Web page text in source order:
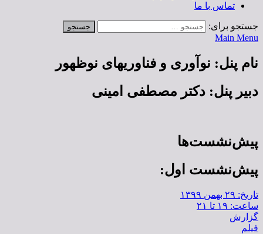
تماس با ما
جستجو برای:
Main Menu
نام پنل: نوآوری و فناوریهای نوظهور
دبیر پنل: دکتر مصطفی امینی
پیش‌نشست‌ها
پیش‌نشست اول:
تاریخ: ۲۹ بهمن ۱۳۹۹
ساعت: ۱۹ تا ۲۱
گزارش
فیلم